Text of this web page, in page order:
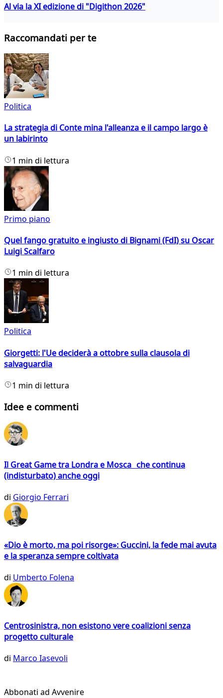
Al via la XI edizione di "Digithon 2026"
Raccomandati per te
Politica
La strategia di Conte mina l'alleanza e il campo largo è
un labirinto
1 min di lettura
Primo piano
Quel fango gratuito e ingiusto di Bignami (FdI) su Oscar
Luigi Scalfaro
1 min di lettura
Politica
Giorgetti: l'Ue deciderà a ottobre sulla clausola di
salvaguardia
1 min di lettura
Idee e commenti
Il Great Game tra Londra e Mosca che continua
(indisturbato) anche oggi
di Giorgio Ferrari
«Dio è morto, ma poi risorge»: Guccini, la fede mai avuta
e la speranza sempre coltivata
di Umberto Folena
Centrosinistra, non esistono vere coalizioni senza
progetto culturale
di Marco Iasevoli
Abbonati ad Avvenire